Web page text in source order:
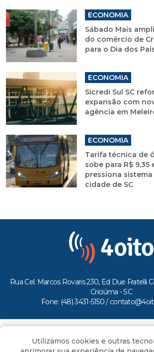
ECONOMIA
Sábado Mais
do comércio de
para o Dia dos
ECONOMIA
Sicredi Sul SC
expansão com
agência em
ECONOMIA
Tarifa técnica de
sobe para R$ 9,35
pressiona sistema
cidade de SC
Rua Cel. Marcos Rovaris 230, Ed Due Fratelli
Criciúma - SC
Fone: (48) 3431-5150 /
Todos os direitos reservados ao
Utilizamos cookies e outras